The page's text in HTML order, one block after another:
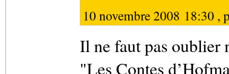
10 novembre 2008 18:30 ,
Il ne faut pas oublier
"Les Contes